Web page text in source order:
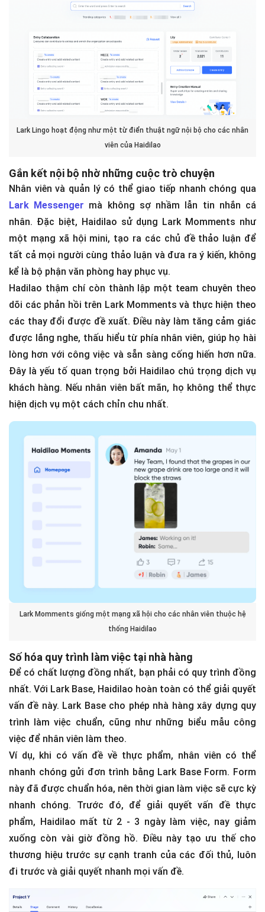
Lark Lingo hoạt động như một từ điển thuật ngữ nội bộ cho các nhân
viên của Haidilao
Gắn kết nội bộ nhờ những cuộc trò chuyện
Nhân viên và quản lý có thể giao tiếp nhanh chóng qua
Lark Messenger mà không sợ nhầm lẫn tin nhắn cá
nhân. Đặc biệt, Haidilao sử dụng Lark Momments như
một mạng xã hội mini, tạo ra các chủ đề thảo luận để
tất cả mọi người cùng thảo luận và đưa ra ý kiến, không
kể là bộ phận văn phòng hay phục vụ.
Hadilao thậm chí còn thành lập một team chuyên theo
dõi các phản hồi trên Lark Momments và thực hiện theo
các thay đổi được đề xuất. Điều này làm tăng cảm giác
được lắng nghe, thấu hiểu từ phía nhân viên, giúp họ hài
lòng hơn với công việc và sẵn sàng cống hiến hơn nữa.
Đây là yếu tố quan trọng bởi Haidilao chú trọng dịch vụ
khách hàng. Nếu nhân viên bất mãn, họ không thể thực
hiện dịch vụ một cách chỉn chu nhất.
Lark Momments giống một mạng xã hội cho các nhân viên thuộc hệ
thống Haidilao
Số hóa quy trình làm việc tại nhà hàng
Để có chất lượng đồng nhất, bạn phải có quy trình đồng
nhất. Với Lark Base, Haidilao hoàn toàn có thể giải quyết
vấn đề này. Lark Base cho phép nhà hàng xây dựng quy
trình làm việc chuẩn, cũng như những biểu mẫu công
việc để nhân viên làm theo.
Ví dụ, khi có vấn đề về thực phẩm, nhân viên có thể
nhanh chóng gửi đơn trình bằng Lark Base Form. Form
này đã được chuẩn hóa, nên thời gian làm việc sẽ cực kỳ
nhanh chóng. Trước đó, để giải quyết vấn đề thực
phẩm, Haidilao mất từ 2 - 3 ngày làm việc, nay giảm
xuống còn vài giờ đồng hồ. Điều này tạo ưu thế cho
thương hiệu trước sự cạnh tranh của các đối thủ, luôn
đi trước và giải quyết nhanh mọi vấn đề.